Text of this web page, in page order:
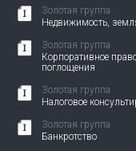
Золотая группа
Недвижимость,
Золотая группа
Корпоративное
поглощения
Золотая группа
Налоговое
Золотая группа
Банкротство